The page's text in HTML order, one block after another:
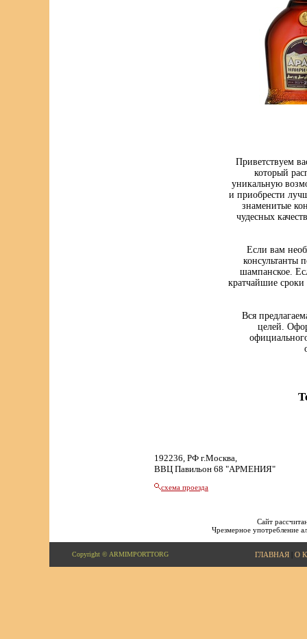
Приветствуем
который
уникальную
и приобрести
знаменитые
чудесных
Если вам
консультанты
шампанское.
кратчайшие
Вся
целей.
192236, РФ г.Москва,
ВВЦ Павильон 68 "АРМЕНИЯ"
схема проезда
Сайт
Чрезмерное употребление
Copyright © ARMIMPORTTORG ГЛАВНАЯ| О